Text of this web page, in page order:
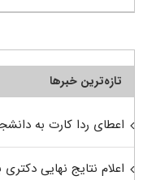
تازه‌ترین خبرها
اعطای ردا کارت به
اعلام نتایج نهایی دکتری